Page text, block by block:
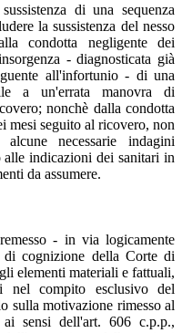
di una sequenza
la sussistenza del nesso
condotta negligente dei
- diagnosticata già
all'infortunio - di una
a un'errata manovra di
nonchè dalla condotta
mesi seguito al ricovero, non
necessarie indagini
alle indicazioni dei sanitari in
da assumere.
- in via logicamente
cognizione della Corte di
elementi materiali e fattuali,
nel compito esclusivo del
sulla motivazione rimesso al
sensi dell'art. 606 c.p.p.,